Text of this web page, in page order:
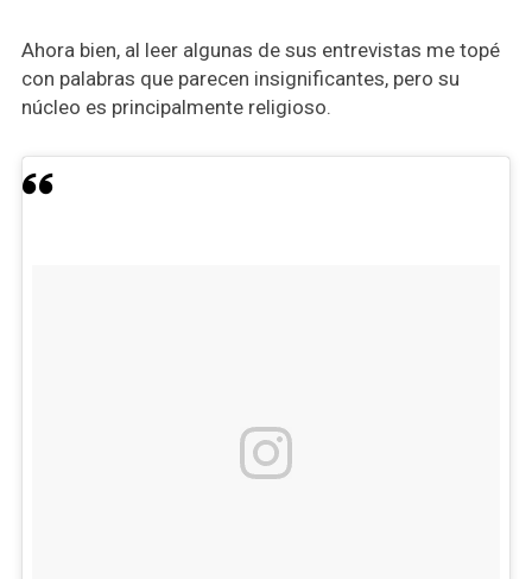
Ahora bien, al leer algunas de sus entrevistas me topé
con palabras que parecen insignificantes, pero su
núcleo es principalmente religioso.